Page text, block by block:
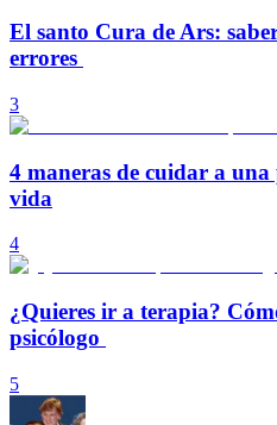
El santo Cura de Ars:
errores
3
4 maneras de cuidar a
vida
4
¿Quieres ir a terapia?
psicólogo
5